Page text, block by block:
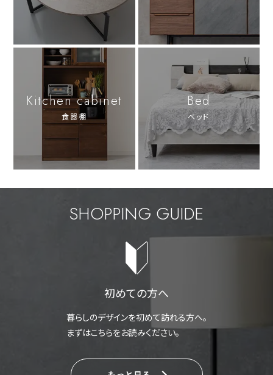
Kitchen cabinet
食器棚
Bed
ベッド
SHOPPING GUIDE
初めての方へ
暮らしのデザインを初めて訪れる方へ。
まずはこちらをお読みください。